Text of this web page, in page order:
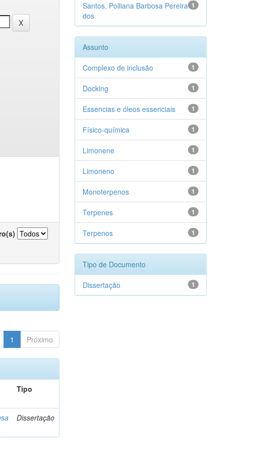
1 Próximo
Tipo
Dissertação
1
Santos, Polliana Barbosa Pereira
dos
Assunto
1
Complexo de inclusão
1
Docking
1
Essencias e óleos essenciais
1
Físico-química
1
Limonene
1
Limoneno
1
Monoterpenos
1
Terpenes
1
Terpenos
Tipo de Documento
1
Dissertação